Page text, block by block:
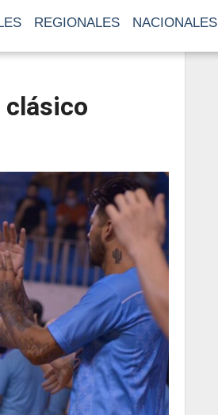
REGIONALES NACIONALES
clásico